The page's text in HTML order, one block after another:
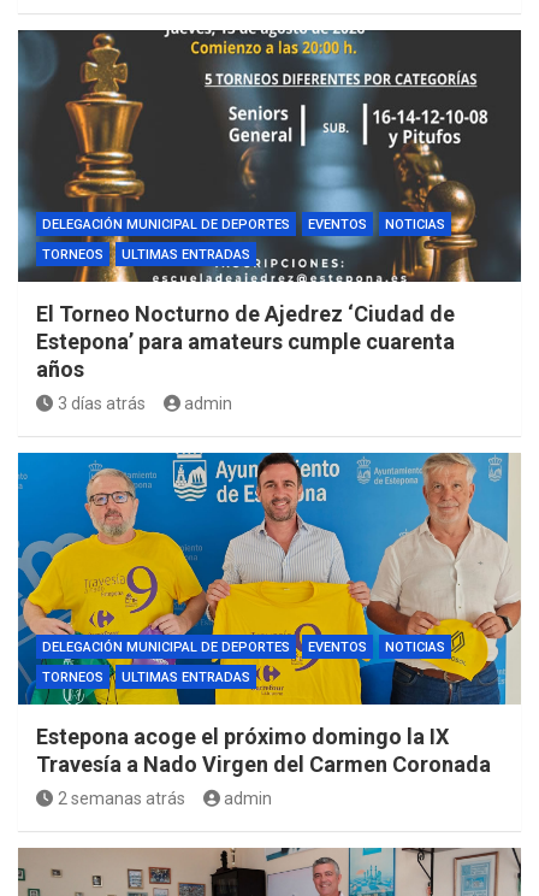
DELEGACIÓN MUNICIPAL DE DEPORTES EVENTOS
NOTICIAS
TORNEOS
ULTIMAS ENTRADAS
El Torneo Nocturno de Ajedrez ‘Ciudad de
Estepona’ para amateurs cumple cuarenta
años
3 días atrás admin
DELEGACIÓN MUNICIPAL DE DEPORTES EVENTOS
NOTICIAS
TORNEOS
ULTIMAS ENTRADAS
Estepona acoge el próximo domingo la IX
Travesía a Nado Virgen del Carmen Coronada
2 semanas atrás admin